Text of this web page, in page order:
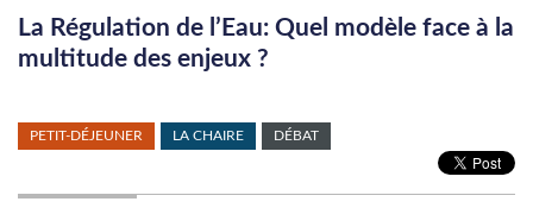
La Régulation de l’Eau: Quel modèle face à la
multitude des enjeux ?
PETIT-DÉJEUNER LA CHAIRE DÉBAT